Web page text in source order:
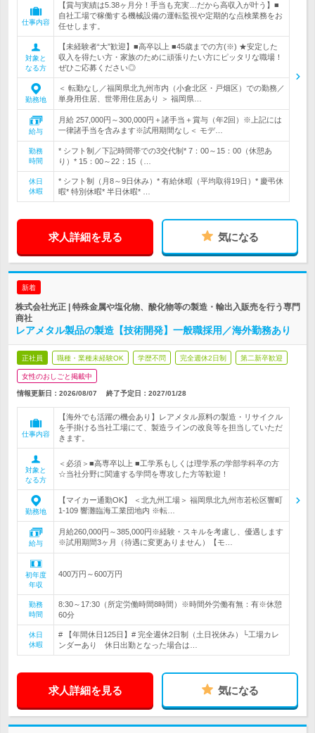
仕事内容
【賞与実績は5.38ヶ月分！手当も充実…だから高収入が叶う】■
自社工場で稼働する機械設備の運転監視や定期的な点検業務をお
任せします。
対象と
なる方
【未経験者“大”歓迎】■高卒以上 ■45歳までの方(※) ★安定した
収入を得たい方・家族のために頑張りたい方にピッタリな職場！
ぜひご応募ください◎
勤務地
＜ 転勤なし／福岡県北九州市内（小倉北区・戸畑区）での勤務／
単身用住居、世帯用住居あり ＞ 福岡県…
給与
月給 257,000円～300,000円＋諸手当＋賞与（年2回）※上記には
一律諸手当を含みます※試用期間なし＜ モデ…
勤務
時間
* シフト制／下記時間帯での3交代制* 7：00～15：00（休憩あ
り）* 15：00～22：15（…
休日
休暇
* シフト制（月8～9日休み）* 有給休暇（平均取得19日）* 慶弔休
暇* 特別休暇* 半日休暇* …
求人詳細を見る 気になる
新着
株式会社光正 | 特殊金属や塩化物、酸化物等の製造・輸出入販売を行う専門
商社
レアメタル製品の製造【技術開発】一般職採用／海外勤務あり
正社員 職種・業種未経験OK 学歴不問 完全週休2日制 第二新卒歓迎
女性のおしごと掲載中
情報更新日：2026/08/07 終了予定日： 2027/01/28
仕事内容
【海外でも活躍の機会あり】レアメタル原料の製造・リサイクル
を手掛ける当社工場にて、製造ラインの改良等を担当していただ
きます。
対象と
なる方
＜必須＞■高専卒以上 ■工学系もしくは理学系の学部学科卒の方
☆当社分野に関連する学問を専攻した方等歓迎！
勤務地
【マイカー通勤OK】 ＜北九州工場＞ 福岡県北九州市若松区響町
1-109 響灘臨海工業団地内 ※転…
給与
月給260,000円～385,000円※経験・スキルを考慮し、優遇します
※試用期間3ヶ月（待遇に変更ありません）【モ…
初年度
年収
400万円～600万円
勤務
時間
8:30～17:30（所定労働時間8時間）※時間外労働有無：有※休憩
60分
休日
休暇
# 【年間休日125日】# 完全週休2日制（土日祝休み）└工場カレ
ンダーあり 休日出勤となった場合は…
求人詳細を見る 気になる